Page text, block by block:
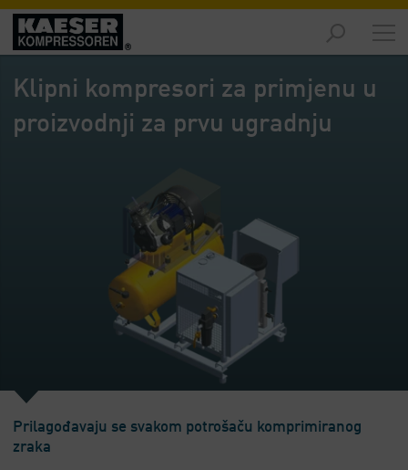
Proizvodi
-
Pregled
Rješenja
Klipni kompresori za primjenu u
proizvodnji za prvu ugradnju
Prilagođavaju se svakom potrošaču komprimiranog
zraka